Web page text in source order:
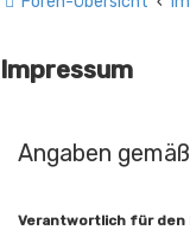
Impressum
Angaben
Verantwortlich für den